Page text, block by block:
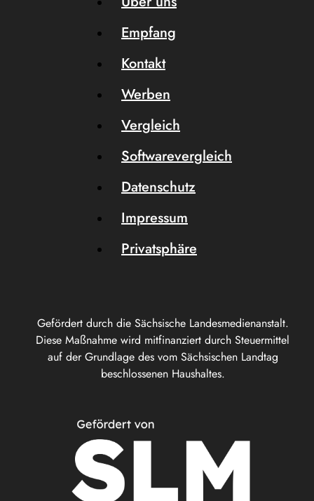
Gefördert durch die Sächsische Landesmedienanstalt.
Diese Maßnahme wird mitfinanziert durch Steuermittel
auf der Grundlage des vom Sächsischen Landtag
beschlossenen Haushaltes.
Empfang
Kontakt
Werben
Vergleich
Softwarevergleich
Datenschutz
Impressum
Privatsphäre